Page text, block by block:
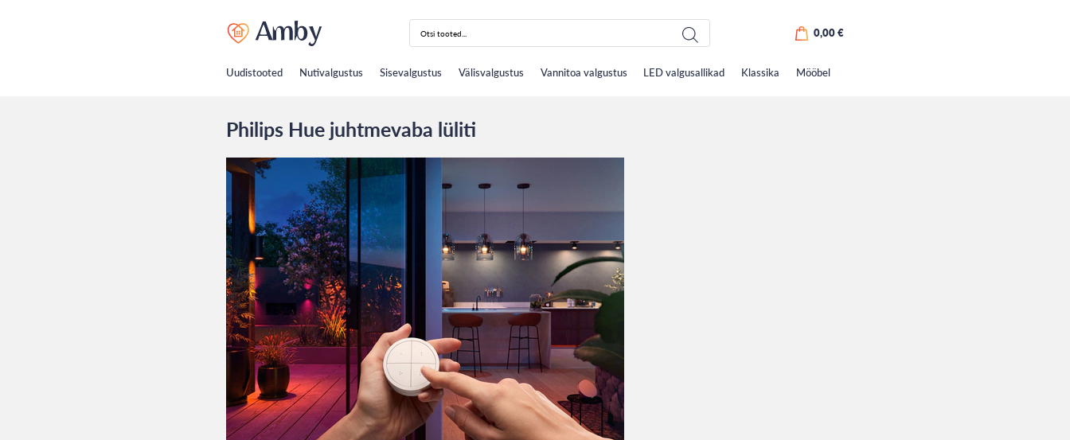
Products
search
0,00€
Uudistooted Nutivalgustus Sisevalgustus Välisvalgustus Vannitoa valgustus LED valgusallikad Klassika Mööbel
Philips Hue juhtmevaba lüliti